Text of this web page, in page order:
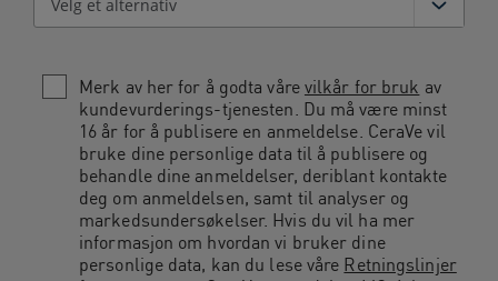
Merk av her for å godta våre vilkår for bruk av
kundevurderings-tjenesten. Du må være minst
16 år for å publisere en anmeldelse. CeraVe vil
bruke dine personlige data til å publisere og
behandle dine anmeldelser, deriblant kontakte
deg om anmeldelsen, samt til analyser og
markedsundersøkelser. Hvis du vil ha mer
informasjon om hvordan vi bruker dine
personlige data, kan du lese våre Retningslinjer